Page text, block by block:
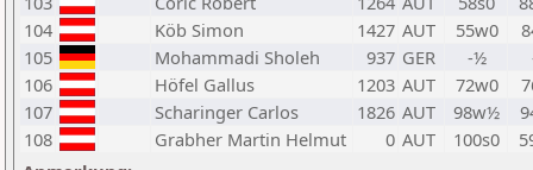
104
Köb Simon 1427 AUT 55w0
105
Mohammadi Sholeh 937 GER -½
106
Höfel Gallus 1203 AUT 72w0
107
Scharinger Carlos 1826 AUT 98w½
108
Grabher Martin Helmut 0 AUT 100s0